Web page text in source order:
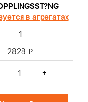
в агрегатах
1
2828 i
+